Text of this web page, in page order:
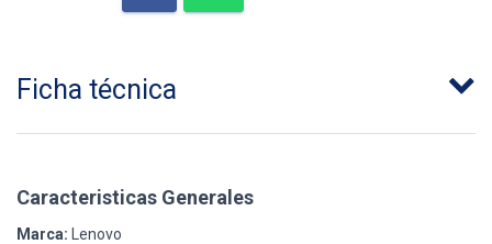
Ficha técnica
Caracteristicas Generales
Marca: Lenovo